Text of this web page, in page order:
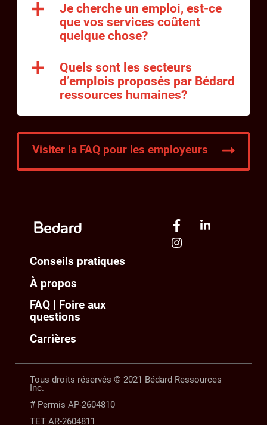
Je cherche un emploi, est-ce
que vos services coûtent
quelque chose?
Quels sont les secteurs
d’emplois proposés par Bédard
ressources humaines?
Visiter la FAQ pour les employeurs
Conseils pratiques
À propos
FAQ | Foire aux
questions
Carrières
Tous droits réservés © 2021 Bédard Ressources
Inc.
# Permis AP-2604810
TET AR-2604811